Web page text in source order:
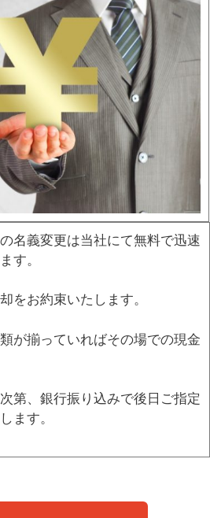
名義変更は当社にて無料で迅速
す。
をお約束いたします。
が揃っていればその場での現金
第、銀行振り込みで後日ご指定
ます。